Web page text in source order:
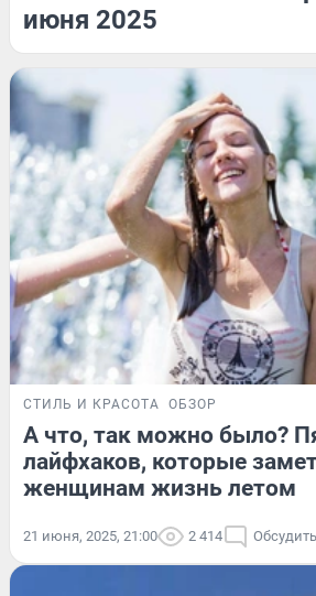
июня 2025
СТИЛЬ И КРАСОТА ОБЗОР
А что, так можно было?
лайфхаков, которые
женщинам жизнь летом
21 июня, 2025, 21:00 2 414 Обсудить